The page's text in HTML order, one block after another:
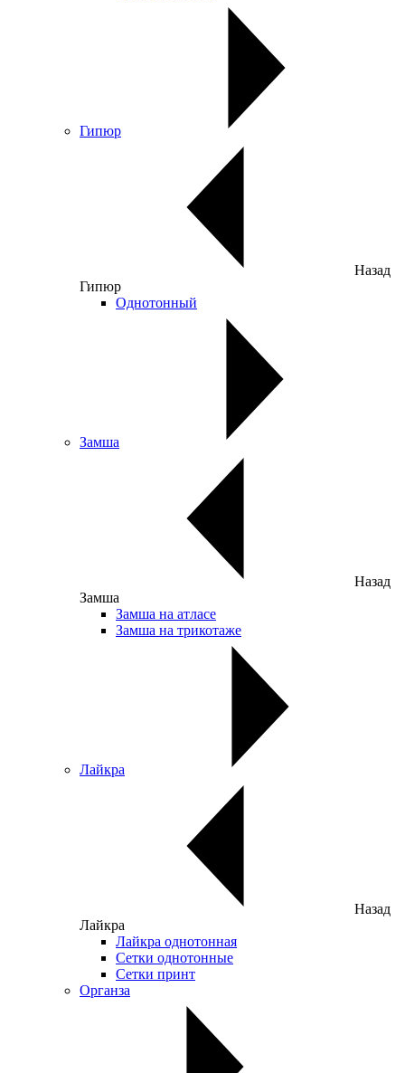
Гипюр
Назад
Гипюр
Однотонный
Замша
Назад
Замша
Замша на атласе
Замша на трикотаже
Лайкра
Назад
Лайкра
Лайкра однотонная
Сетки однотонные
Сетки принт
Органза